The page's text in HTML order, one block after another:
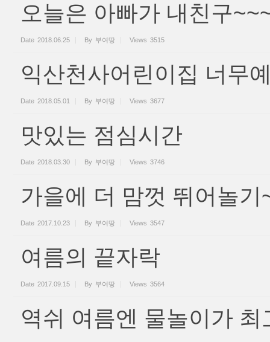
오늘은 아빠가 내친구
Date 2018.06.25 By 부여땅 Views 3515
익산천사어린이집 너무
Date 2018.05.01 By 부여땅 Views 3677
맛있는 점심시간
Date 2018.03.30 By 부여땅 Views 3746
가을에 더 맘껏 뛰어놀기
Date 2017.10.23 By 부여땅 Views 3547
여름의 끝자락
Date 2017.09.15 By 부여땅 Views 3564
역쉬 여름엔 물놀이가 최